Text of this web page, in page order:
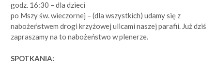
godz. 16:30 – dla dzieci
po Mszy św. wieczornej – (dla wszystkich) udamy się z
nabożeństwem drogi krzyżowej ulicami naszej parafii. Już dziś
zapraszamy na to nabożeństwo w plenerze.
SPOTKANIA: